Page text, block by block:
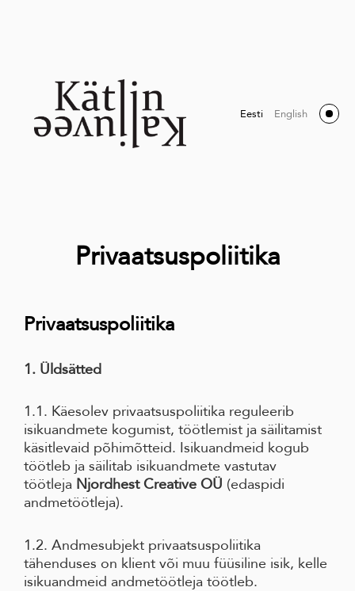
Eesti English
Privaatsuspoliitika
Privaatsuspoliitika
1. Üldsätted
1.1. Käesolev privaatsuspoliitika reguleerib
isikuandmete kogumist, töötlemist ja säilitamist
käsitlevaid põhimõtteid. Isikuandmeid kogub
töötleb ja säilitab isikuandmete vastutav
töötleja Njordhest Creative OÜ (edaspidi
andmetöötleja).
1.2. Andmesubjekt privaatsuspoliitika
tähenduses on klient või muu füüsiline isik, kelle
isikuandmeid andmetöötleja töötleb.